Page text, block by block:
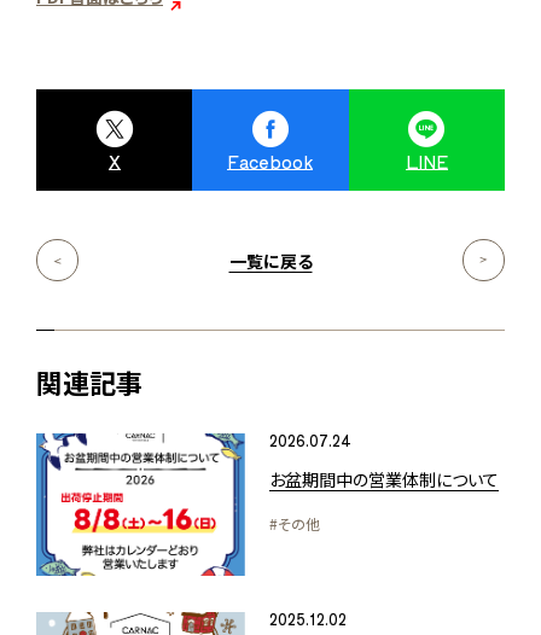
X Facebook LINE
一覧に戻る
関連記事
2026.07.24
お盆期間中の営業体制について
#その他
2025.12.02